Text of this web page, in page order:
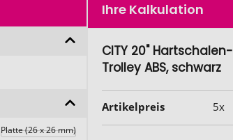
Platte (26 x 26 mm)
Ihre Kalkulation
CITY 20" Hartschalen-
Trolley ABS, schwarz
Artikelpreis 5x